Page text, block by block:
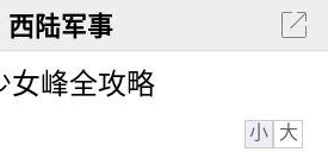
西陆军事
女峰全攻略
小 大